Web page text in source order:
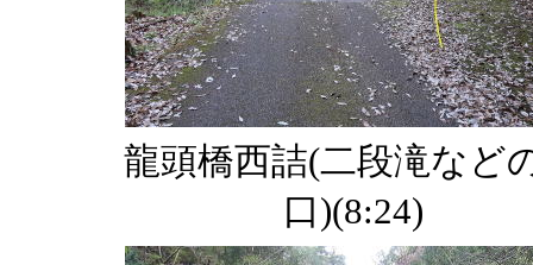
龍頭橋西詰(二段滝など
口)(8:24)